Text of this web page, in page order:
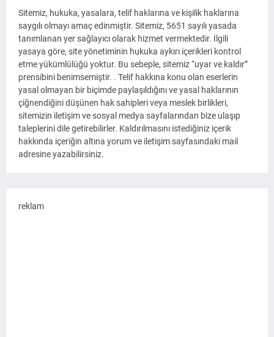
Sitemiz, hukuka, yasalara, telif haklarına ve kişilik haklarına
saygılı olmayı amaç edinmiştir. Sitemiz, 5651 sayılı yasada
tanımlanan yer sağlayıcı olarak hizmet vermektedir. İlgili
yasaya göre, site yönetiminin hukuka aykırı içerikleri kontrol
etme yükümlülüğü yoktur. Bu sebeple, sitemiz “uyar ve kaldır”
prensibini benimsemiştir. . Telif hakkına konu olan eserlerin
yasal olmayan bir biçimde paylaşıldığını ve yasal haklarının
çiğnendiğini düşünen hak sahipleri veya meslek birlikleri,
sitemizin iletişim ve sosyal medya sayfalarından bize ulaşıp
taleplerini dile getirebilirler. Kaldırılmasını istediğiniz içerik
hakkında içeriğin altına yorum ve iletişim sayfasındaki mail
adresine yazabilirsiniz.
reklam